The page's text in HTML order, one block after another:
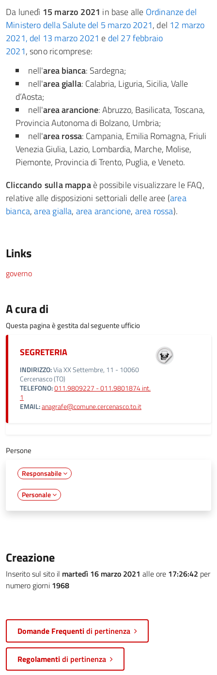
Da lunedì 15 marzo 2021 in base alle Ordinanze del
Ministero della Salute del 5 marzo 2021, del 12 marzo
2021, del 13 marzo 2021 e del 27 febbraio
2021, sono ricomprese:
nell'area bianca: Sardegna;
nell'area gialla: Calabria, Liguria, Sicilia, Valle
d’Aosta;
nell'area arancione: Abruzzo, Basilicata, Toscana,
Provincia Autonoma di Bolzano, Umbria;
nell'area rossa: Campania, Emilia Romagna, Friuli
Venezia Giulia, Lazio, Lombardia, Marche, Molise,
Piemonte, Provincia di Trento, Puglia, e Veneto.
Cliccando sulla mappaè possibile visualizzare le FAQ,
relative alle disposizioni settoriali delle aree (area
bianca,area gialla, area arancione, area rossa).
Links
governo
A cura di
Questa pagina è gestita dal seguente ufficio
SEGRETERIA
INDIRIZZO:Via XX Settembre, 11 - 10060
Cercenasco (TO)
TELEFONO:011.9809227 - 011.9801874 int.
1
EMAIL:anagrafe@comune.cercenasco.to.it
Persone
Responsabile
Personale
Creazione
Inserito sul sito il martedì 16 marzo 2021 alle ore 17:26:42 per
numero giorni 1968
Domande Frequentidi pertinenza
Regolamentidi pertinenza